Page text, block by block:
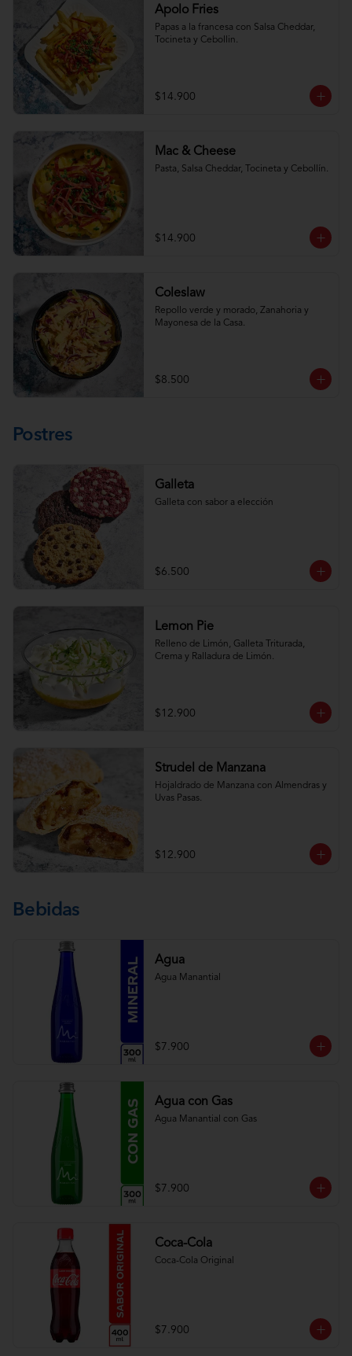
Apolo Fries
Papas a la francesa con Salsa Cheddar,
Tocineta y Cebollin.
$14.900
Mac & Cheese
Pasta, Salsa Cheddar, Tocineta y Cebollín.
$14.900
Coleslaw
Repollo verde y morado, Zanahoria y
Mayonesa de la Casa.
$8.500
Postres
Galleta
Galleta con sabor a elección
$6.500
Lemon Pie
Relleno de Limón, Galleta Triturada,
Crema y Ralladura de Limón.
$12.900
Strudel de Manzana
Hojaldrado de Manzana con Almendras y
Uvas Pasas.
$12.900
Bebidas
Agua
Agua Manantial
$7.900
Agua con Gas
Agua Manantial con Gas
$7.900
Coca-Cola
Coca-Cola Original
$7.900